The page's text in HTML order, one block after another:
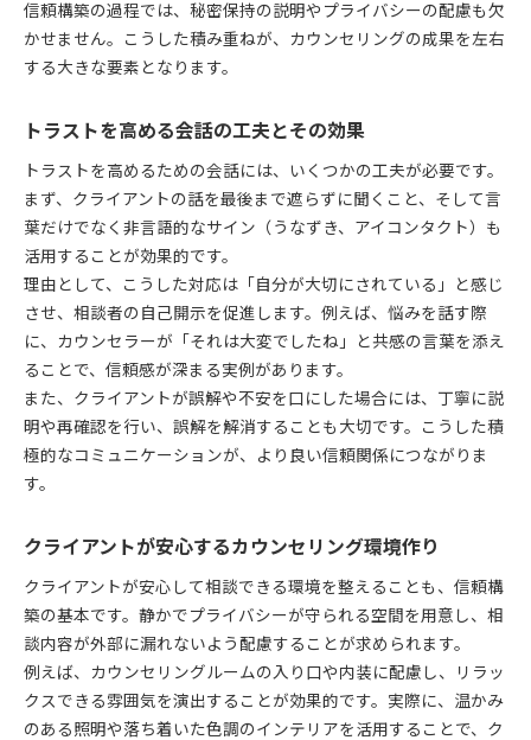
カウンセリングで信頼が重要な理由を解説
トラストが成果に直結するカウンセリングの本質
カウンセリングにおける信頼の役割と効果
トラストを意識したカウンセリングの基本姿勢
カウンセリングで信頼を重視する姿勢とは
トラストを意識したカウンセリングの心得
信頼関係を築くためのカウンセリング基本態度
カウンセリングで大切なトラストを守る姿勢
トラスト醸成に不可欠なカウンセリングの姿勢
悩みの本質に迫るカウンセリング技法の実際
カウンセリングで悩みの核心に迫る技法
信頼を土台にしたカウンセリングの実践例
信頼関係に基づく悩み解決の進め方
信頼構築の過程では、秘密保持の説明やプライバシーの配慮も欠
かせません。こうした積み重ねが、カウンセリングの成果を左右
する大きな要素となります。
トラストを高める会話の工夫とその効果
トラストを高めるための会話には、いくつかの工夫が必要です。
まず、クライアントの話を最後まで遮らずに聞くこと、そして言
葉だけでなく非言語的なサイン（うなずき、アイコンタクト）も
活用することが効果的です。
理由として、こうした対応は「自分が大切にされている」と感じ
させ、相談者の自己開示を促進します。例えば、悩みを話す際
に、カウンセラーが「それは大変でしたね」と共感の言葉を添え
ることで、信頼感が深まる実例があります。
また、クライアントが誤解や不安を口にした場合には、丁寧に説
明や再確認を行い、誤解を解消することも大切です。こうした積
極的なコミュニケーションが、より良い信頼関係につながりま
す。
クライアントが安心するカウンセリング環境作り
クライアントが安心して相談できる環境を整えることも、信頼構
築の基本です。静かでプライバシーが守られる空間を用意し、相
談内容が外部に漏れないよう配慮することが求められます。
例えば、カウンセリングルームの入り口や内装に配慮し、リラッ
クスできる雰囲気を演出することが効果的です。実際に、温かみ
のある照明や落ち着いた色調のインテリアを活用することで、ク